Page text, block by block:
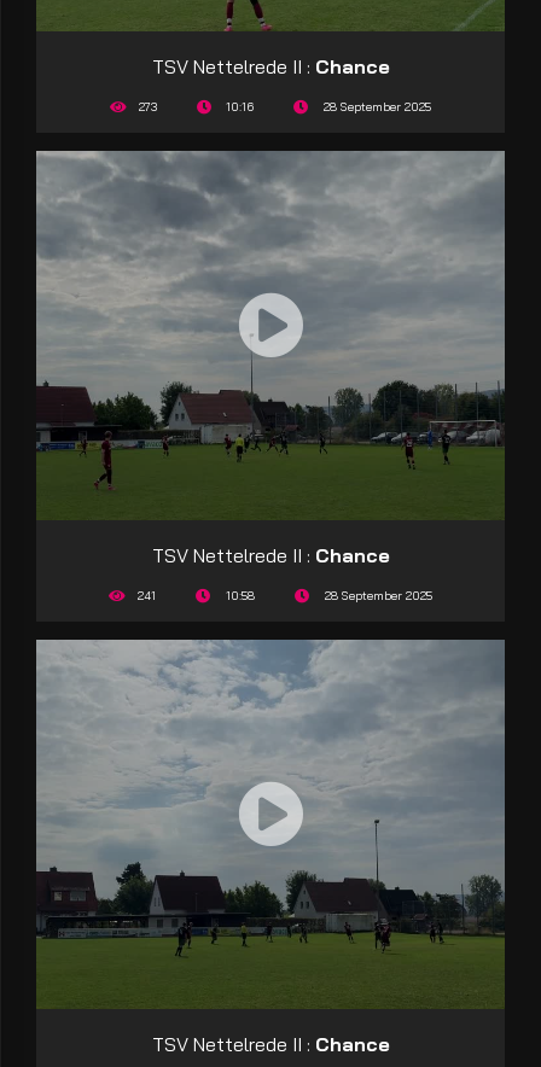
TSV Nettelrede II : Chance
273 10:16 28 September 2025
TSV Nettelrede II : Chance
241 10:58 28 September 2025
TSV Nettelrede II : Chance